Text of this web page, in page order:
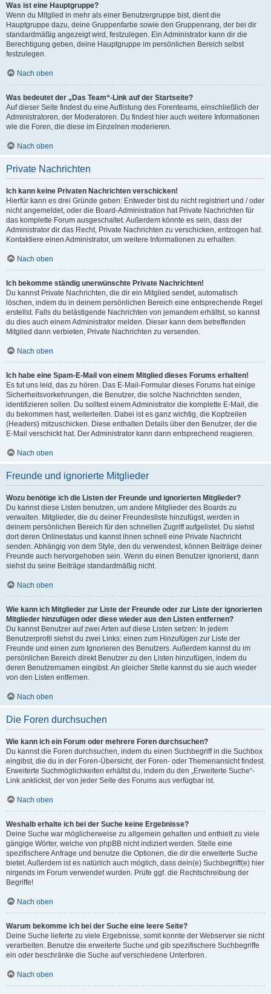
Was ist eine Hauptgruppe?
Wenn du Mitglied in mehr als einer Benutzergruppe bist, dient die
Hauptgruppe dazu, deine Gruppenfarbe sowie den Gruppenrang, der bei dir
standardmäßig angezeigt wird, festzulegen. Ein Administrator kann dir die
Berechtigung geben, deine Hauptgruppe im persönlichen Bereich selbst
festzulegen.
Nach oben
Was bedeutet der „Das Team“-Link auf der Startseite?
Auf dieser Seite findest du eine Auflistung des Forenteams, einschließlich der
Administratoren, der Moderatoren. Du findest hier auch weitere Informationen
wie die Foren, die diese im Einzelnen moderieren.
Nach oben
Private Nachrichten
Ich kann keine Privaten Nachrichten verschicken!
Hierfür kann es drei Gründe geben: Entweder bist du nicht registriert und / oder
nicht angemeldet, oder die Board-Administration hat Private Nachrichten für
das komplette Forum ausgeschaltet. Außerdem könnte es sein, dass der
Administrator dir das Recht, Private Nachrichten zu verschicken, entzogen hat.
Kontaktiere einen Administrator, um weitere Informationen zu erhalten.
Nach oben
Ich bekomme ständig unerwünschte Private Nachrichten!
Du kannst Private Nachrichten, die dir ein Mitglied sendet, automatisch
löschen, indem du in deinem persönlichen Bereich eine entsprechende Regel
erstellst. Falls du belästigende Nachrichten von jemandem erhältst, so kannst
du dies auch einem Administrator melden. Dieser kann dem betreffenden
Mitglied dann verbieten, Private Nachrichten zu versenden.
Nach oben
Ich habe eine Spam-E-Mail von einem Mitglied dieses Forums erhalten!
Es tut uns leid, das zu hören. Das E-Mail-Formular dieses Forums hat einige
Sicherheitsvorkehrungen, die Benutzer, die solche Nachrichten senden,
identifizieren sollen. Du solltest einem Administrator die komplette E-Mail, die
du bekommen hast, weiterleiten. Dabei ist es ganz wichtig, die Kopfzeilen
(Headers) mitzuschicken. Diese enthalten Details über den Benutzer, der die
E-Mail verschickt hat. Der Administrator kann dann entsprechend reagieren.
Nach oben
Freunde und ignorierte Mitglieder
Wozu benötige ich die Listen der Freunde und ignorierten Mitglieder?
Du kannst diese Listen benutzen, um andere Mitglieder des Boards zu
verwalten. Mitglieder, die du deiner Freundesliste hinzufügst, werden in
deinem persönlichen Bereich für den schnellen Zugriff aufgelistet. Du siehst
dort deren Onlinestatus und kannst ihnen schnell eine Private Nachricht
senden. Abhängig von dem Style, den du verwendest, können Beiträge deiner
Freunde auch hervorgehoben sein. Wenn du einen Benutzer ignorierst, dann
siehst du seine Beiträge standardmäßig nicht.
Nach oben
Wie kann ich Mitglieder zur Liste der Freunde oder zur Liste der ignorierten
Mitglieder hinzufügen oder diese wieder aus den Listen entfernen?
Du kannst Benutzer auf zwei Arten auf diese Listen setzen: In jedem
Benutzerprofil siehst du zwei Links: einen zum Hinzufügen zur Liste der
Freunde und einen zum Ignorieren des Benutzers. Außerdem kannst du im
persönlichen Bereich direkt Benutzer zu den Listen hinzufügen, indem du
deren Benutzernamen eingibst. An gleicher Stelle kannst du sie auch wieder
von den Listen entfernen.
Nach oben
Die Foren durchsuchen
Wie kann ich ein Forum oder mehrere Foren durchsuchen?
Du kannst die Foren durchsuchen, indem du einen Suchbegriff in die Suchbox
eingibst, die du in der Foren-Übersicht, der Foren- oder Themenansicht findest.
Erweiterte Suchmöglichkeiten erhältst du, indem du den „Erweiterte Suche“-
Link anklickst, der von jeder Seite des Forums aus verfügbar ist.
Nach oben
Weshalb erhalte ich bei der Suche keine Ergebnisse?
Deine Suche war möglicherweise zu allgemein gehalten und enthielt zu viele
gängige Wörter, welche von phpBB nicht indiziert werden. Stelle eine
spezifischere Anfrage und benutze die Optionen, die dir die erweiterte Suche
bietet. Außerdem ist es natürlich auch möglich, dass dein(e) Suchbegriff(e) hier
nirgends im Forum verwendet wurden. Prüfe ggf. die Rechtschreibung der
Begriffe!
Nach oben
Warum bekomme ich bei der Suche eine leere Seite?
Deine Suche lieferte zu viele Ergebnisse, somit konnte der Webserver sie nicht
verarbeiten. Benutze die erweiterte Suche und gib spezifischere Suchbegriffe
ein oder beschränke die Suche auf verschiedene Unterforen.
Nach oben